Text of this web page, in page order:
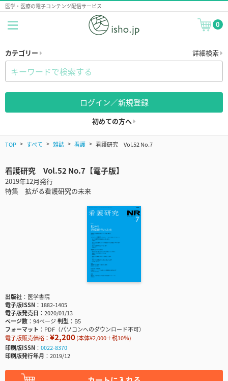
医学・医療の電子コンテンツ配信サービス
0
カテゴリー 詳細検索
ログイン／新規登録
初めての方へ
TOP すべて 雑誌 看護 看護研究 Vol.52 No.7
看護研究 Vol.52 No.7【電子版】
2019年12月発行
特集 拡がる看護研究の未来
出版社
医学書院
電子版ISSN
1882-1405
電子版発売日
2020/01/13
ページ数
94ページ判型
B5
フォーマット
PDF（パソコンへのダウンロード不可）
電子版販売価格： ¥2,200(本体¥2,000＋税10％)
印刷版ISSN
0022-8370
印刷版発行年月
2019/12